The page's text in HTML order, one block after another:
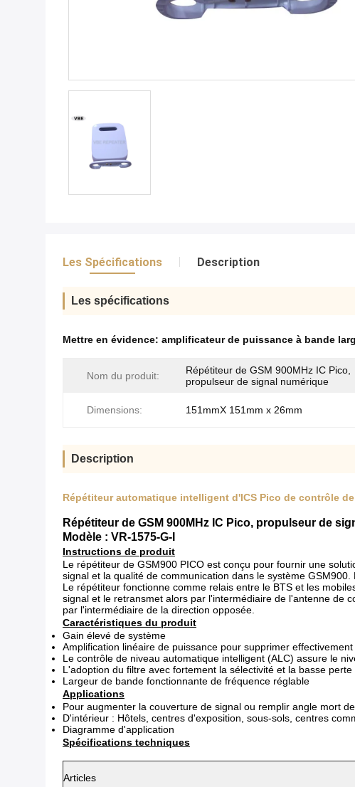
Les Spécifications Description
Les spécifications
Mettre en évidence: amplificateur de puissance à bande
Nom du produit:
Répétiteur de GSM 900MHz IC Pico,
propulseur de signal numérique
Dimensions: 151mmX 151mm x 26mm
Description
Répétiteur automatique intelligent d'ICS Pico de contrôle
Répétiteur de GSM 900MHz IC Pico, propulseur de
Modèle : VR-1575-G-I
Instructions de produit
Le répétiteur de GSM900 PICO est conçu pour fournir une
signal et la qualité de communication dans le système
Le répétiteur fonctionne comme relais entre le BTS et les
signal et le retransmet alors par l'intermédiaire de l'antenne de
par l'intermédiaire de la direction opposée.
Caractéristiques du produit
Gain élevé de système
Amplification linéaire de puissance pour supprimer
Le contrôle de niveau automatique intelligent (ALC) assure le
L'adoption du filtre avec fortement la sélectivité et la basse
Largeur de bande fonctionnante de fréquence réglable
Applications
Pour augmenter la couverture de signal ou remplir angle mort
D'intérieur : Hôtels, centres d'exposition, sous-sols, centres
Diagramme d'application
Spécifications techniques
Articles